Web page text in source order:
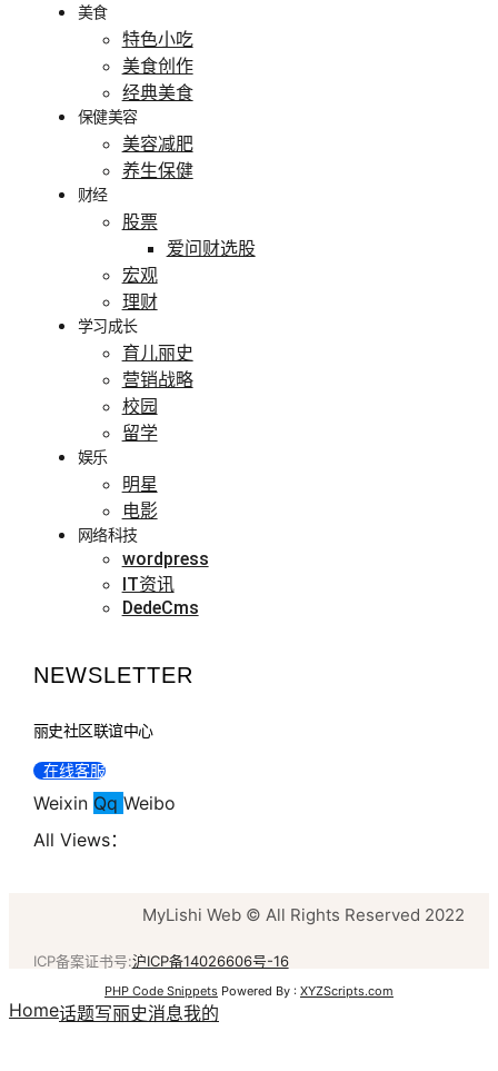
美食
特色小吃
美食创作
经典美食
保健美容
美容减肥
养生保健
财经
股票
爱问财选股
宏观
理财
学习成长
育儿丽史
营销战略
校园
留学
娱乐
明星
电影
网络科技
wordpress
IT资讯
DedeCms
NEWSLETTER
丽史社区联谊中心
在线客服
Weixin Qq Weibo
All Views：
MyLishi Web © All Rights Reserved 2022
ICP备案证书号:沪ICP备14026606号-16
PHP Code Snippets Powered By : XYZScripts.com
Home话题写丽史消息我的